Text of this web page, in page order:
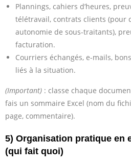
Plannings, cahiers d’heures,
télétravail, contrats clients (pour
autonomie de sous-traitants),
facturation.
Courriers échangés, e-mails,
liés à la situation.
(Important) : classe chaque
fais un sommaire Excel (nom du
page, commentaire).
5) Organisation pratique en
(qui fait quoi)